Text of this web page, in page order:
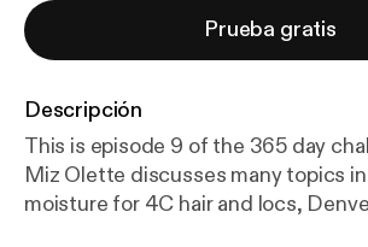
Prueba gratis
Descripción
This is episode 9 of the 365 day
Miz Olette discusses many topics
moisture for 4C hair and locs,